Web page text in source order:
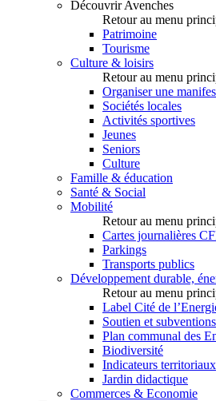
Découvrir Avenches
Retour au menu
Patrimoine
Tourisme
Culture & loisirs
Retour au menu
Organiser une
Sociétés locales
Activités sportives
Jeunes
Seniors
Culture
Famille & éducation
Santé & Social
Mobilité
Retour au menu
Cartes journalières
Parkings
Transports publics
Développement durable,
Retour au menu
Label Cité de
Soutien et subventions
Plan communal des
Biodiversité
Indicateurs territoriaux
Jardin didactique
Commerces & Economie